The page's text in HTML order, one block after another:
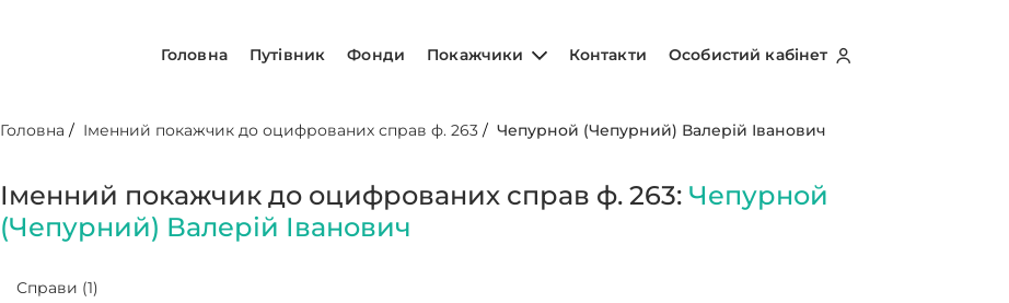
Головна Путівник Фонди Покажчики Контакти Особистий кабінет
Головна / Іменний покажчик до оцифрованих справ ф. 263 /Чепурной (Чепурний) Валерій Іванович
Іменний покажчик до оцифрованих справ ф. 263: Чепурной
(Чепурний) Валерій Іванович
Справи (1)